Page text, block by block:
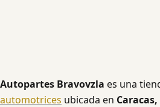
Autopartes Bravovzla es una
automotrices ubicada en